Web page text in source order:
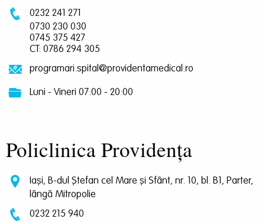
0232 241 271
0730 230 030
0745 375 427
CT: 0786 294 305
programari.spital@providentamedical.ro
Luni - Vineri 07:00 - 20:00
Policlinica Providența
Iași, B-dul Ștefan cel Mare și Sfânt, nr. 10, bl. B1, Parter,
lângă Mitropolie
0232 215 940